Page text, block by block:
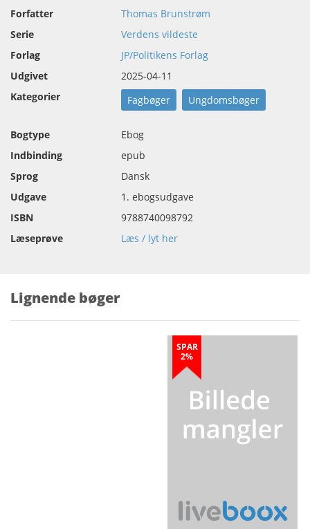
Forfatter
Thomas Brunstrøm
Serie
Verdens vildeste
Forlag
JP/Politikens Forlag
Udgivet
2025-04-11
Kategorier
Fagbøger Ungdomsbøger
Bogtype
Ebog
Indbinding
epub
Sprog
Dansk
Udgave
1. ebogsudgave
ISBN
9788740098792
Læseprøve
Læs / lyt her
Lignende bøger
SPAR
2%